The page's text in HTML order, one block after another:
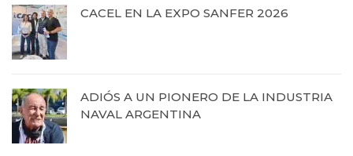
CACEL EN LA EXPO SANFER 2026
ADIÓS A UN PIONERO DE LA INDUSTRIA
NAVAL ARGENTINA